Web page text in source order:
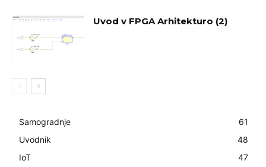
Uvod v FPGA Arhitekturo (2)
Samogradnje
61
Uvodnik
48
IoT
47